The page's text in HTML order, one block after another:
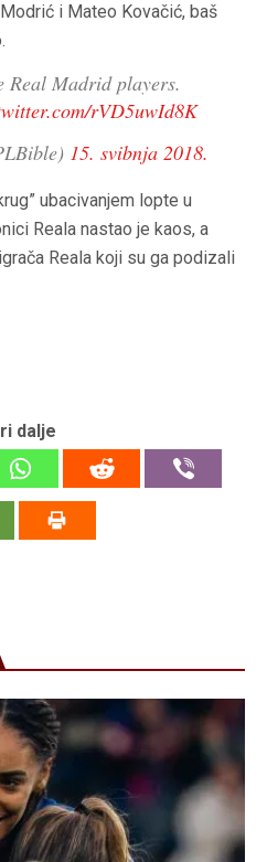
i Mateo Kovačić, baš
Real Madrid players.
rVD5uwId8K
15. svibnja 2018.
ubacivanjem lopte u
Reala nastao je kaos, a
Reala koji su ga podizali
dalje